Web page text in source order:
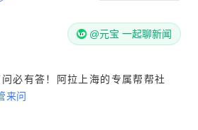
@元宝 一起聊新闻
必有答！阿拉上海的专属帮帮社
来问